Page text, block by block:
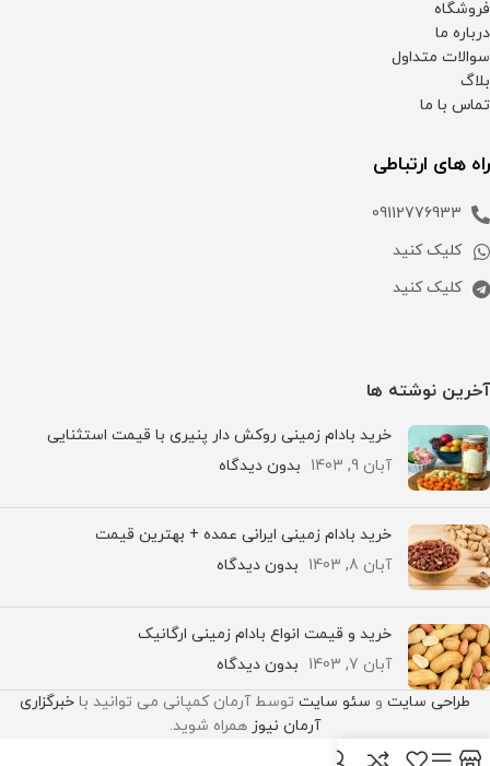
فروشگاه
درباره ما
سوالات متداول
بلاگ
تماس با ما
راه های ارتباطی
09112776933
کلیک کنید
کلیک کنید
آخرین نوشته ها
خرید بادام زمینی روکش دار پنیری با قیمت استثنایی
آبان 9, 1403
بدون دیدگاه
خرید بادام زمینی ایرانی عمده + بهترین قیمت
آبان 8, 1403
بدون دیدگاه
خرید و قیمت انواع بادام زمینی ارگانیک
آبان 7, 1403
بدون دیدگاه
طراحی سایت و سئو سایت توسط آرمان کمپانی می توانید با خبرگزاری
آرمان نیوز همراه شوید.